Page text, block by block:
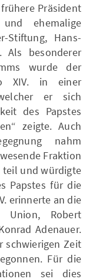
Präsident
ehemalige
Stiftung, Hans-
Als besonderer
wurde der
XIV. in einer
er sich
des Papstes
zeigte. Auch
nahm
Fraktion
teil und würdigte
Papstes für die
erinnerte an die
Union, Robert
Adenauer.
schwierigen Zeit
Für die
sei dies